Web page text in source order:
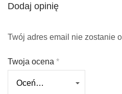
Dodaj opinię
Twój adres email nie zostanie
Twoja ocena *